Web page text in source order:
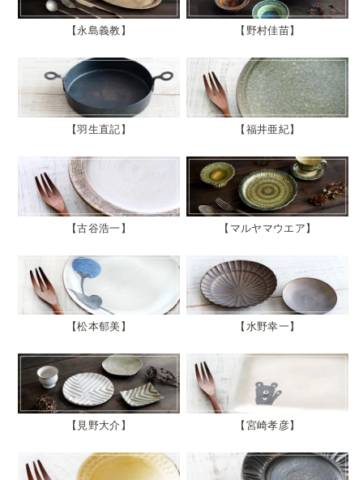
永島義教 野村佳苗
羽生直記 福井亜紀
古谷浩一 マルヤマウエア
松本郁美 水野幸一
見野大介 宮崎孝彦